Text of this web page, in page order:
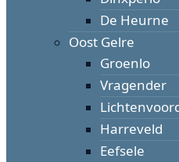
De Heurne
Oost Gelre
Groenlo
Vragender
Harreveld
Eefsele